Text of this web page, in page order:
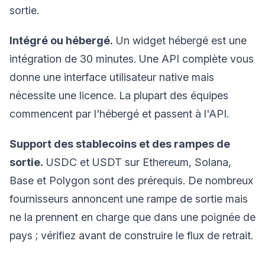
sortie.
Intégré ou hébergé. Un widget hébergé est une
intégration de 30 minutes. Une API complète vous
donne une interface utilisateur native mais
nécessite une licence. La plupart des équipes
commencent par l'hébergé et passent à l'API.
Support des stablecoins et des rampes de
sortie. USDC et USDT sur Ethereum, Solana,
Base et Polygon sont des prérequis. De nombreux
fournisseurs annoncent une rampe de sortie mais
ne la prennent en charge que dans une poignée de
pays ; vérifiez avant de construire le flux de retrait.